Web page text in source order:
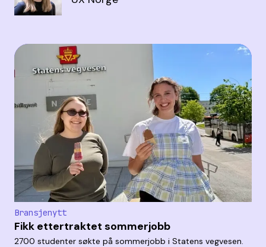
Bransjenytt
Fikk ettertraktet sommerjobb
2700 studenter søkte på sommerjobb i Statens vegvesen.